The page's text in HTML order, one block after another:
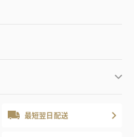
最短翌日配送